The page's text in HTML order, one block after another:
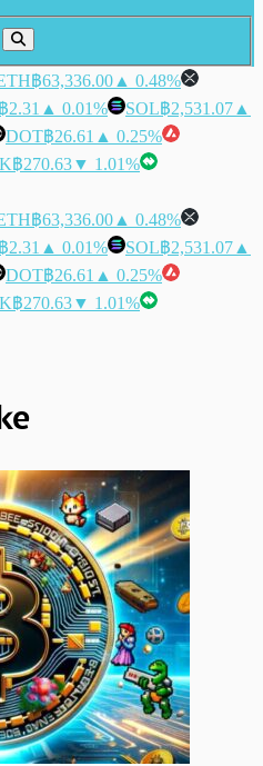
฿63,336.00 ▲ 0.48%
฿2.31 ▲ 0.01% SOL฿2,531.07 ▲
DOT฿26.61 ▲ 0.25%
฿270.63▼ 1.01%
฿63,336.00 ▲ 0.48%
฿2.31 ▲ 0.01% SOL฿2,531.07 ▲
DOT฿26.61 ▲ 0.25%
฿270.63▼ 1.01%